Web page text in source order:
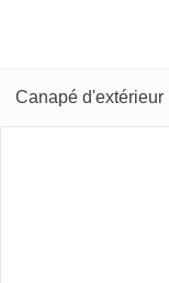
Canapé d'extérieur